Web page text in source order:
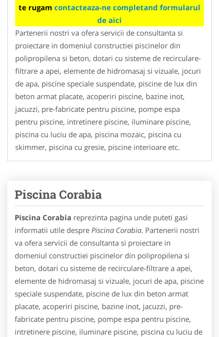
te rugam contacteaza-ne completand formularul
de aici
Partenerii nostri va ofera servicii de consultanta si
proiectare in domeniul constructiei piscinelor din
polipropilena si beton, dotari cu sisteme de recirculare-
filtrare a apei, elemente de hidromasaj si vizuale, jocuri
de apa, piscine speciale suspendate, piscine de lux din
beton armat placate, acoperiri piscine, bazine inot,
jacuzzi, pre-fabricate pentru piscine, pompe espa
pentru piscine, intretinere piscine, iluminare piscine,
piscina cu luciu de apa, piscina mozaic, piscina cu
skimmer, piscina cu gresie, piscine interioare etc.
Piscina Corabia
Piscina Corabia reprezinta pagina unde puteti gasi
informatii utile despre Piscina Corabia. Partenerii nostri
va ofera servicii de consultanta si proiectare in
domeniul constructiei piscinelor din polipropilena si
beton, dotari cu sisteme de recirculare-filtrare a apei,
elemente de hidromasaj si vizuale, jocuri de apa, piscine
speciale suspendate, piscine de lux din beton armat
placate, acoperiri piscine, bazine inot, jacuzzi, pre-
fabricate pentru piscine, pompe espa pentru piscine,
intretinere piscine, iluminare piscine, piscina cu luciu de